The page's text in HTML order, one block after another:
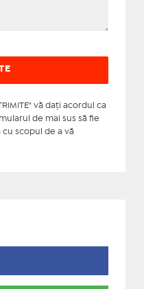
vă daţi acordul ca
de mai sus să fie
scopul de a vă